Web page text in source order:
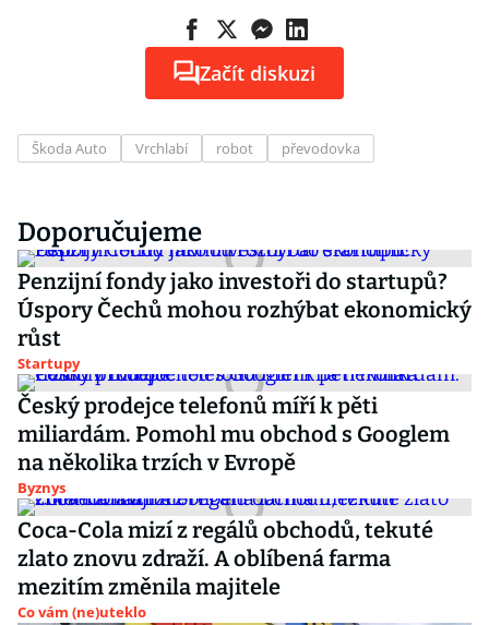
Začít diskuzi
Škoda Auto Vrchlabí robot převodovka
Doporučujeme
Penzijní fondy jako investoři do startupů?
Úspory Čechů mohou rozhýbat ekonomický
růst
Startupy
Český prodejce telefonů míří k pěti
miliardám. Pomohl mu obchod s Googlem
na několika trzích v Evropě
Byznys
Coca-Cola mizí z regálů obchodů, tekuté
zlato znovu zdraží. A oblíbená farma
mezitím změnila majitele
Co vám (ne)uteklo